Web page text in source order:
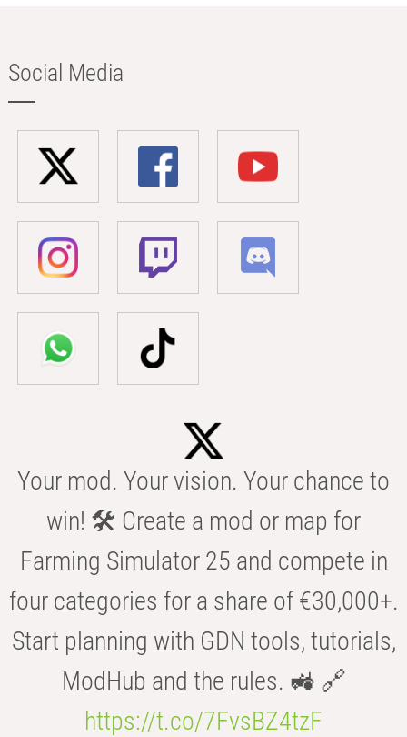
Social Media
Your mod. Your vision. Your chance to
win! 🛠️ Create a mod or map for
Farming Simulator 25 and compete in
four categories for a share of €30,000+.
Start planning with GDN tools, tutorials,
ModHub and the rules. 🚜 🔗
https://t.co/7FvsBZ4tzF